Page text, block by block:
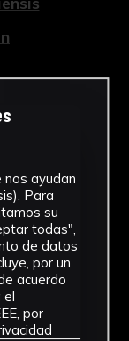
nos ayudan
Para
su
todas",
de datos
por un
acuerdo
el
por